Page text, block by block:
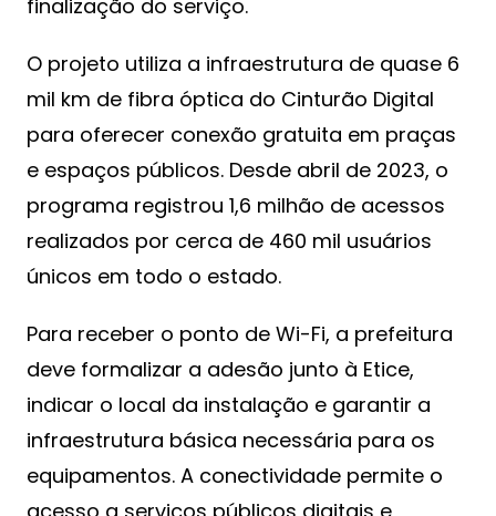
finalização do serviço.
O projeto utiliza a infraestrutura de quase 6
mil km de fibra óptica do Cinturão Digital
para oferecer conexão gratuita em praças
e espaços públicos. Desde abril de 2023, o
programa registrou 1,6 milhão de acessos
realizados por cerca de 460 mil usuários
únicos em todo o estado.
Para receber o ponto de Wi-Fi, a prefeitura
deve formalizar a adesão junto à Etice,
indicar o local da instalação e garantir a
infraestrutura básica necessária para os
equipamentos. A conectividade permite o